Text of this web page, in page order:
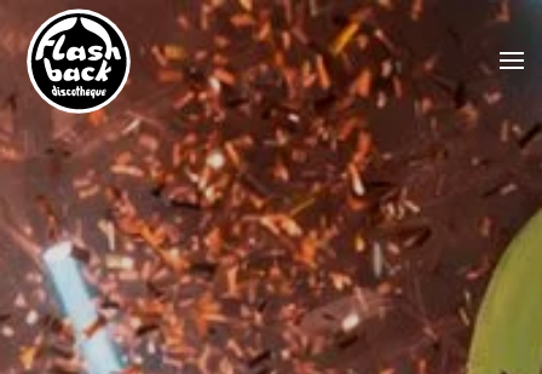
Skip to main content